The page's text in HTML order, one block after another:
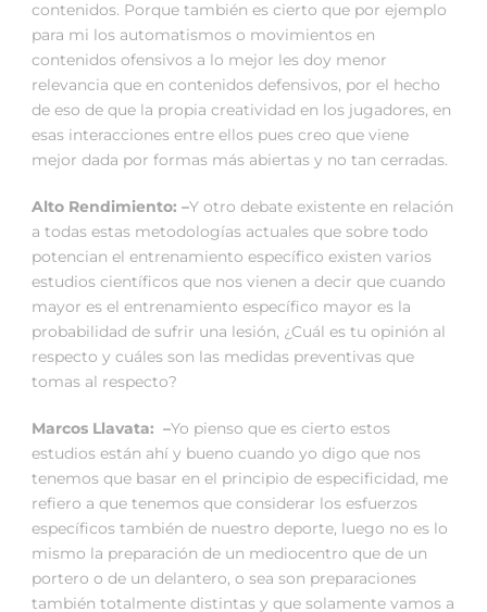
contenidos. Porque también es cierto que por ejemplo
para mi los automatismos o movimientos en
contenidos ofensivos a lo mejor les doy menor
relevancia que en contenidos defensivos, por el hecho
de eso de que la propia creatividad en los jugadores, en
esas interacciones entre ellos pues creo que viene
mejor dada por formas más abiertas y no tan cerradas.
Alto Rendimiento: –Y otro debate existente en relación
a todas estas metodologías actuales que sobre todo
potencian el entrenamiento específico existen varios
estudios científicos que nos vienen a decir que cuando
mayor es el entrenamiento específico mayor es la
probabilidad de sufrir una lesión, ¿Cuál es tu opinión al
respecto y cuáles son las medidas preventivas que
tomas al respecto?
Marcos Llavata: –Yo pienso que es cierto estos
estudios están ahí y bueno cuando yo digo que nos
tenemos que basar en el principio de especificidad, me
refiero a que tenemos que considerar los esfuerzos
específicos también de nuestro deporte, luego no es lo
mismo la preparación de un mediocentro que de un
portero o de un delantero, o sea son preparaciones
también totalmente distintas y que solamente vamos a